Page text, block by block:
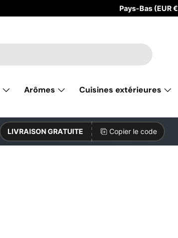
Pays
Pays-Bas (EUR
Arômes
Cuisines extérieures
LIVRAISON GRATUITE Copier le code